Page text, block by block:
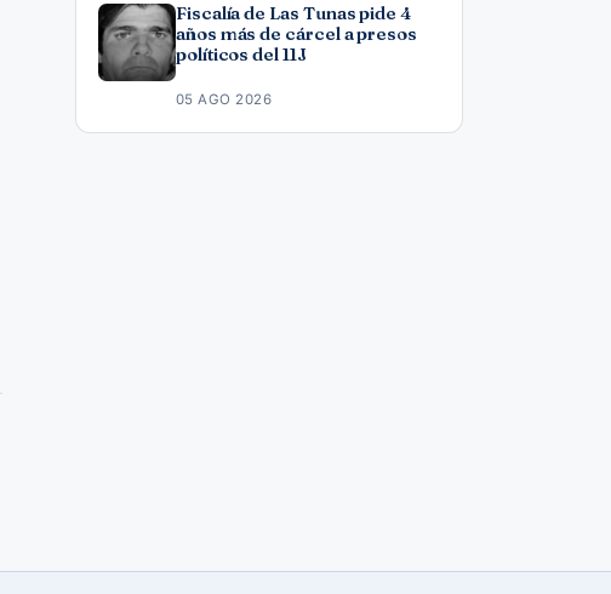
Fiscalía de Las Tunas pide 4
años más de cárcel a presos
políticos del 11J
05 AGO 2026